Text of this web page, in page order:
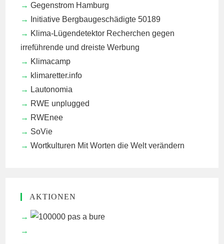
Gegenstrom Hamburg
Initiative Bergbaugeschädigte 50189
Klima-Lügendetektor Recherchen gegen
irreführende und dreiste Werbung
Klimacamp
klimaretter.info
Lautonomia
RWE unplugged
RWEnee
SoVie
Wortkulturen Mit Worten die Welt verändern
AKTIONEN